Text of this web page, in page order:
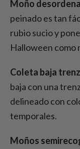
Moño
peinado es tan
rubio sucio y
Halloween como
Coleta baja
baja con una
delineado con
temporales.
Moños